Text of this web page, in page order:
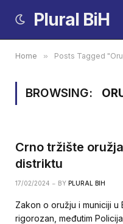
Plural BiH
Home » Posts Tagged
BROWSING:
Crno tržište
distriktu
17/02/2024 BY PLURAL BIH
Zakon o oružju i municiji
rigorozan, međutim